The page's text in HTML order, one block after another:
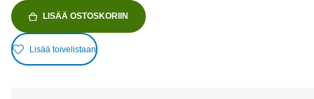
LISÄÄ OSTOSKORIIN
Lisää toivelistaan